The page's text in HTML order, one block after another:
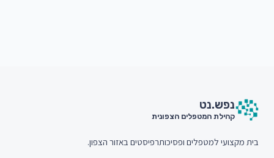
נפש.נט
קהילת המטפלים הצפונית
בית מקצועי למטפלים ופסיכותרפיסטים באזור הצפון.